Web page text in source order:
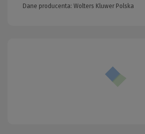
Dane producenta: Wolters Kluwer Polska